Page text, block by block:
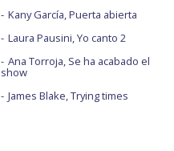
Kany García, Puerta abierta
Laura Pausini, Yo canto 2
Ana Torroja, Se ha acabado el
show
James Blake, Trying times